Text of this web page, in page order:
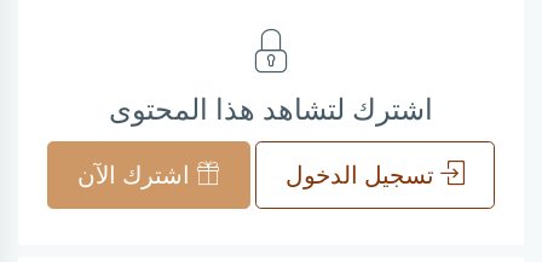
اشترك لتشاهد هذا المحتوى
تسجيل الدخول اشترك الآن